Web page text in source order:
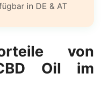
in DE & AT
von
Oil im